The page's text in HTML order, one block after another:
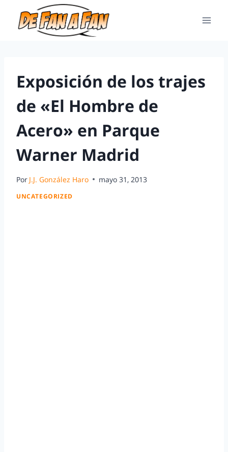
Exposición de los trajes
de «El Hombre de
Acero» en Parque
Warner Madrid
Por J.J. González Haro mayo 31, 2013
UNCATEGORIZED